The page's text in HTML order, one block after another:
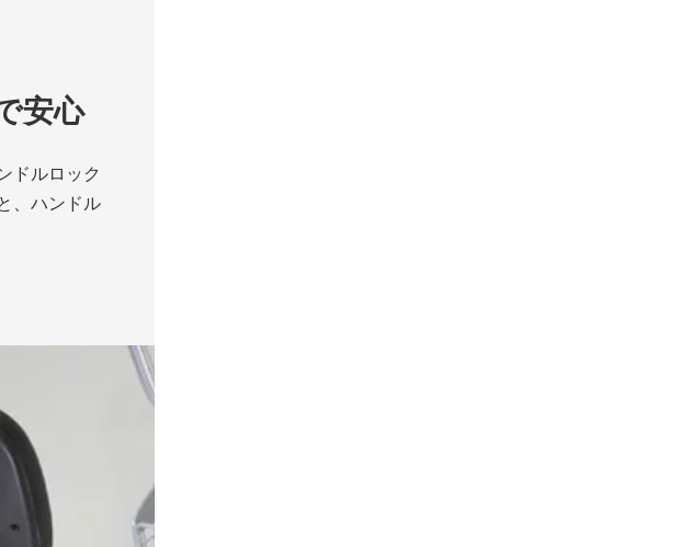
安心
ドルロック
、ハンドル